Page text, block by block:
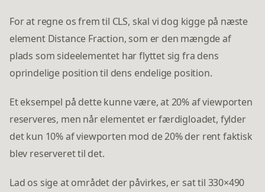
For at regne os frem til CLS, skal vi dog kigge på næste
element Distance Fraction, som er den mængde af
plads som sideelementet har flyttet sig fra dens
oprindelige position til dens endelige position.
Et eksempel på dette kunne være, at 20% af viewporten
reserveres, men når elementet er færdigloadet, fylder
det kun 10% af viewporten mod de 20% der rent faktisk
blev reserveret til det.
Lad os sige at området der påvirkes, er sat til 330×490